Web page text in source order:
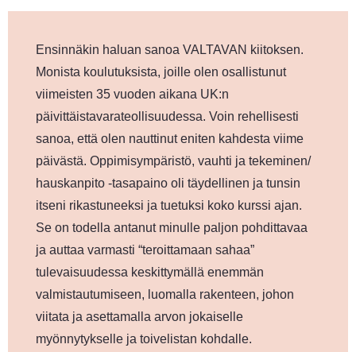
Ensinnäkin haluan sanoa VALTAVAN kiitoksen.
Monista koulutuksista, joille olen osallistunut
viimeisten 35 vuoden aikana UK:n
päivittäistavarateollisuudessa. Voin rehellisesti
sanoa, että olen nauttinut eniten kahdesta viime
päivästä. Oppimisympäristö, vauhti ja tekeminen/
hauskanpito -tasapaino oli täydellinen ja tunsin
itseni rikastuneeksi ja tuetuksi koko kurssi ajan.
Se on todella antanut minulle paljon pohdittavaa
ja auttaa varmasti “teroittamaan sahaa”
tulevaisuudessa keskittymällä enemmän
valmistautumiseen, luomalla rakenteen, johon
viitata ja asettamalla arvon jokaiselle
myönnytykselle ja toivelistan kohdalle.